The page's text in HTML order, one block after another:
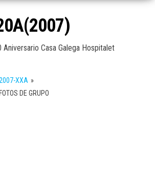
Casa Galega Hospitalet
XXA »
DE GRUPO